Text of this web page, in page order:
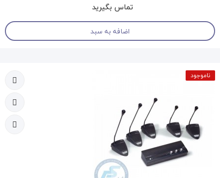
تماس بگیرید
اضافه به سبد
ناموجود